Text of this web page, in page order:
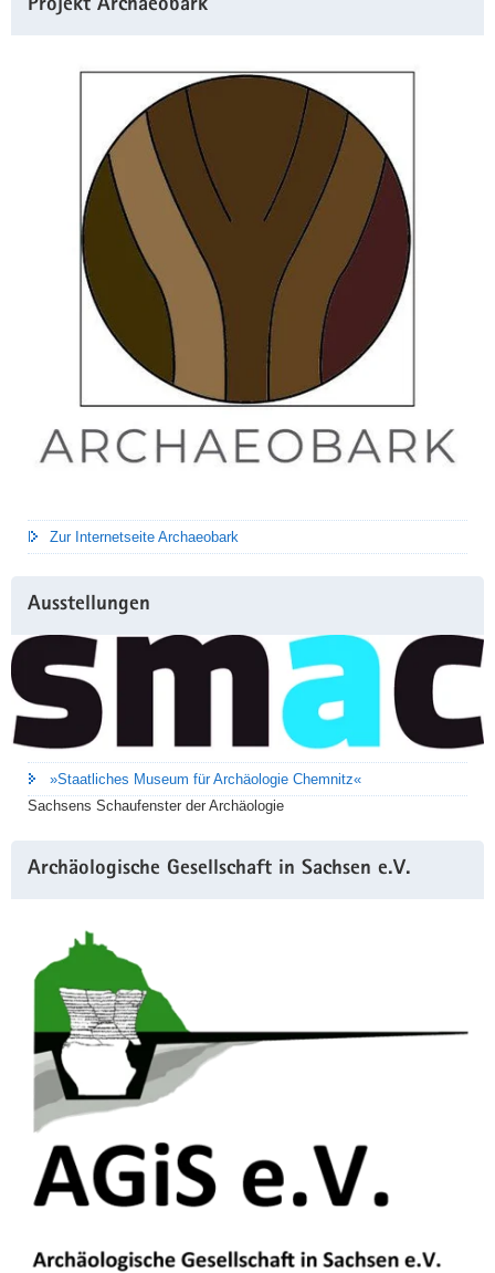
Projekt Archaeobark
Zur Internetseite Archaeobark
Ausstellungen
»Staatliches Museum für Archäologie Chemnitz«
Sachsens Schaufenster der Archäologie
Archäologische Gesellschaft in Sachsen e.V.